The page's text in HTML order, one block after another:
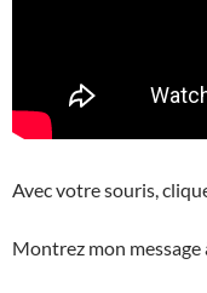
Avec votre souris,
Montrez mon message